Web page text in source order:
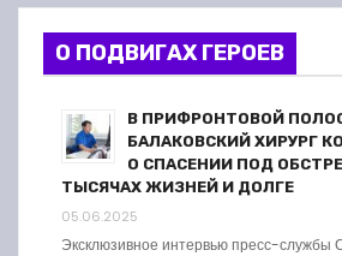
О ПОДВИГАХ ГЕРОЕВ
В ПРИФРОНТОВОЙ
БАЛАКОВСКИЙ ХИРУРГ
О СПАСЕНИИ ПОД
ТЫСЯЧАХ ЖИЗНЕЙ И ДОЛГЕ
05.06.2025
Эксклюзивное интервью пресс-